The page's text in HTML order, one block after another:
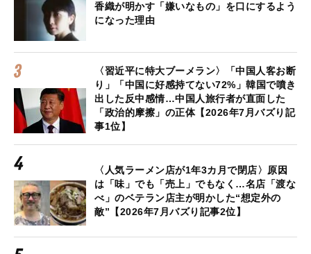
香織が明かす「嫌いなもの」を口にするよう
になった理由
〈習近平に特大ブーメラン〉「中国人客お断
り」「中国に好感持てない72%」韓国で噴き
出した反中感情…中国人旅行者が直面した
「政治的摩擦」の正体【2026年7月バズり記
事1位】
〈人気ラーメン店が1年3カ月で閉店〉原因
は「味」でも「売上」でもなく…名店「渡な
べ」のベテラン店主が明かした“想定外の
敵”【2026年7月バズり記事2位】